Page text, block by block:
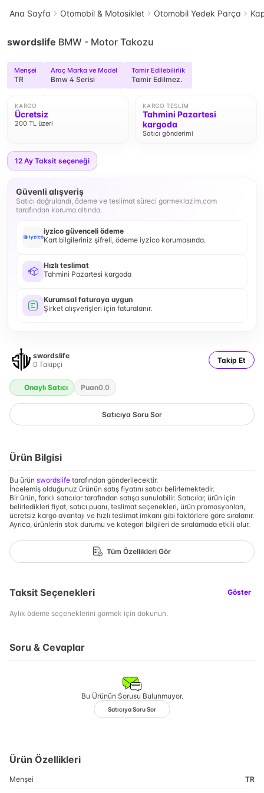
Ana Sayfa Otomobil & Motosiklet Otomobil Yedek Parça
swordslife BMW - Motor Takozu
Menşei
TR
Araç Marka ve Model
Bmw 4 Serisi
Tamir Edilebilirlik
Tamir Edilmez.
KARGO
Ücretsiz
200 TL üzeri
KARGO TESLIM
Tahmini Pazartesi
kargoda
Satıcı gönderimi
12 Ay Taksit seçeneği
Güvenli alışveriş
Satıcı doğrulandı, ödeme ve teslimat süreci gormeklazim.com
tarafından koruma altında.
iyzico güvenceli ödeme
Kart bilgileriniz şifreli, ödeme iyzico korumasında.
Hızlı teslimat
Tahmini Pazartesi kargoda
Kurumsal faturaya uygun
Şirket alışverişleri için faturalanır.
swordslife
0 Takipçi Takip Et
Onaylı Satıcı Puan0.0
Satıcıya Soru Sor
Ürün Bilgisi
Bu ürün swordslife tarafından gönderilecektir.
İncelemiş olduğunuz ürünün satış fiyatını satıcı belirlemektedir.
Bir ürün, farklı satıcılar tarafından satışa sunulabilir. Satıcılar, ürün için
belirledikleri fiyat, satıcı puanı, teslimat seçenekleri, ürün promosyonları,
ücretsiz kargo avantajı ve hızlı teslimat imkanı gibi faktörlere göre sıralanır.
Ayrıca, ürünlerin stok durumu ve kategori bilgileri de sıralamada etkili olur.
Tüm Özellikleri Gör
Taksit Seçenekleri Göster
Aylık ödeme seçeneklerini görmek için dokunun.
Soru & Cevaplar
Bu Ürünün Sorusu Bulunmuyor.
Satıcıya Soru Sor
Ürün Özellikleri
Menşei TR